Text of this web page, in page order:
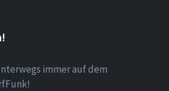
immer auf dem